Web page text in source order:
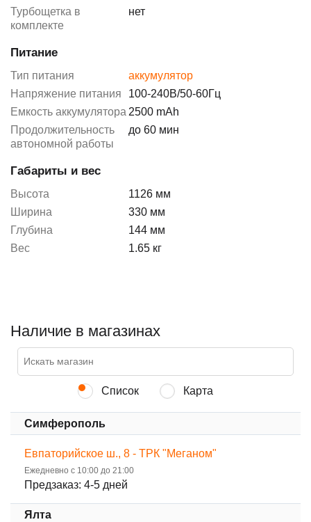
Турбощетка в
комплекте
нет
Питание
Тип питания
аккумулятор
Напряжение питания
100-240В/50-60Гц
Емкость аккумулятора 2500 mAh
Продолжительность
автономной работы
до 60 мин
Габариты и вес
Высота
1126 мм
Ширина
330 мм
Глубина
144 мм
Вес
1.65 кг
Наличие в магазинах
Список Карта
Симферополь
Евпаторийское ш., 8 - ТРК "Меганом"
Ежедневно с 10:00 до 21:00
Предзаказ: 4-5 дней
Ялта